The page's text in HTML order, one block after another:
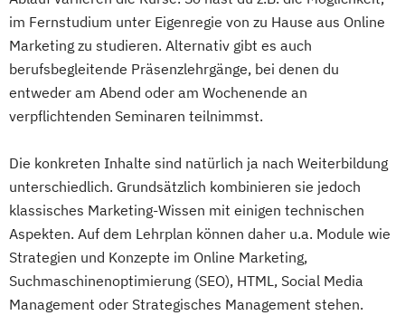
im Fernstudium unter Eigenregie von zu Hause aus Online
Marketing zu studieren. Alternativ gibt es auch
berufsbegleitende Präsenzlehrgänge, bei denen du
entweder am Abend oder am Wochenende an
verpflichtenden Seminaren teilnimmst.
Die konkreten Inhalte sind natürlich ja nach Weiterbildung
unterschiedlich. Grundsätzlich kombinieren sie jedoch
klassisches Marketing-Wissen mit einigen technischen
Aspekten. Auf dem Lehrplan können daher u.a. Module wie
Strategien und Konzepte im Online Marketing,
Suchmaschinenoptimierung (SEO), HTML, Social Media
Management oder Strategisches Management stehen.